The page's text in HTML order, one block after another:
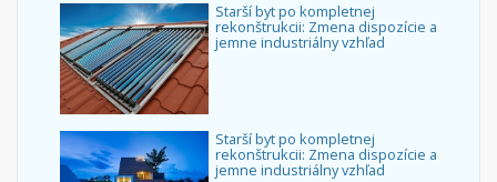
Starší byt po kompletnej
rekonštrukcii: Zmena dispozície a
jemne industriálny vzhľad
Starší byt po kompletnej
rekonštrukcii: Zmena dispozície a
jemne industriálny vzhľad